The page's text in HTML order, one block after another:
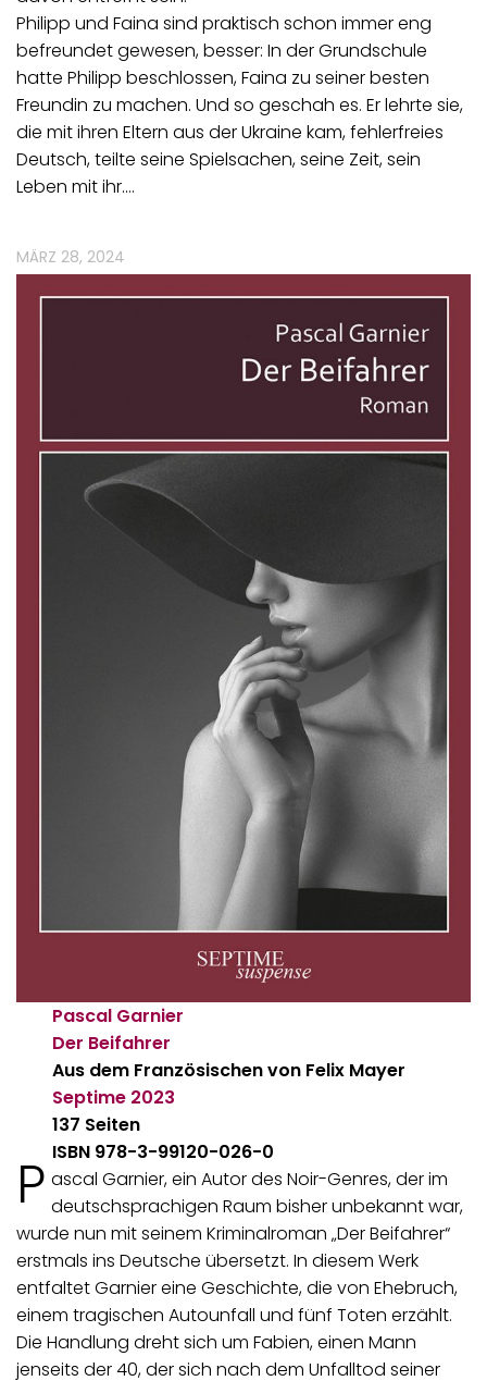
Philipp und Faina sind praktisch schon immer eng
befreundet gewesen, besser: In der Grundschule
hatte Philipp beschlossen, Faina zu seiner besten
Freundin zu machen. Und so geschah es. Er lehrte sie,
die mit ihren Eltern aus der Ukraine kam, fehlerfreies
Deutsch, teilte seine Spielsachen, seine Zeit, sein
Leben mit ihr.…
MÄRZ 28, 2024
Pascal Garnier
Der Beifahrer
Aus dem Französischen von Felix Mayer
Septime 2023
137 Seiten
ISBN 978-3-99120-026-0
P ascal Garnier, ein Autor des Noir-Genres, der im
deutschsprachigen Raum bisher unbekannt war,
wurde nun mit seinem Kriminalroman „Der Beifahrer“
erstmals ins Deutsche übersetzt. In diesem Werk
entfaltet Garnier eine Geschichte, die von Ehebruch,
einem tragischen Autounfall und fünf Toten erzählt.
Die Handlung dreht sich um Fabien, einen Mann
jenseits der 40, der sich nach dem Unfalltod seiner